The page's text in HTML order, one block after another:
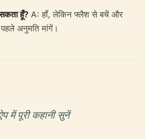
हूँ? A: हाँ, लेकिन फ्लैश से बचें और
अनुमति मांगें।
में पूरी कहानी सुनें